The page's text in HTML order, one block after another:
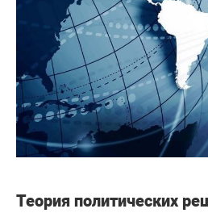
Теория политических